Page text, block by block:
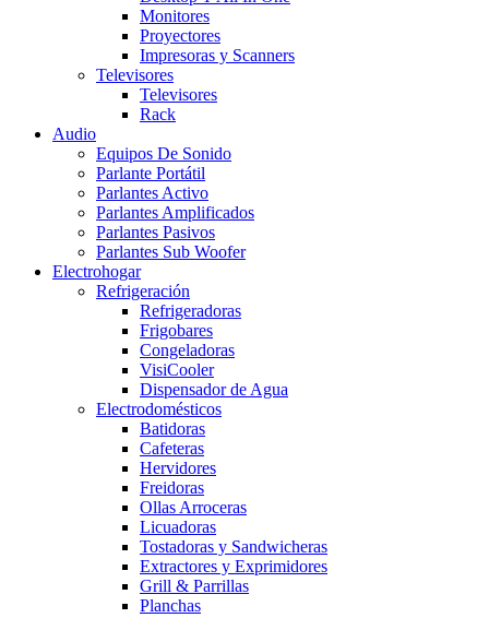
Monitores
Proyectores
Impresoras y Scanners
Televisores
Televisores
Rack
Audio
Equipos De Sonido
Parlante Portátil
Parlantes Activo
Parlantes Amplificados
Parlantes Pasivos
Parlantes Sub Woofer
Electrohogar
Refrigeración
Refrigeradoras
Frigobares
Congeladoras
VisiCooler
Dispensador de Agua
Electrodomésticos
Batidoras
Cafeteras
Hervidores
Freidoras
Ollas Arroceras
Licuadoras
Tostadoras y Sandwicheras
Extractores y Exprimidores
Grill & Parrillas
Planchas